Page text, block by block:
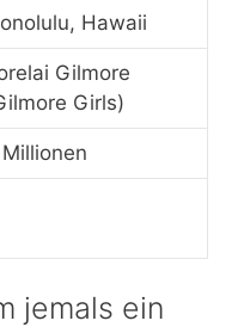
Hawaii
Gilmore
Girls)
jemals ein